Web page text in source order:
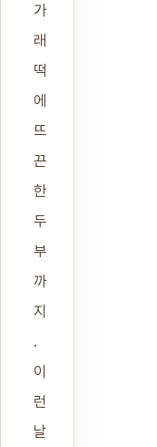
가
래
떡
에
뜨
끈
한
두
부
까
지
.
이
런
날